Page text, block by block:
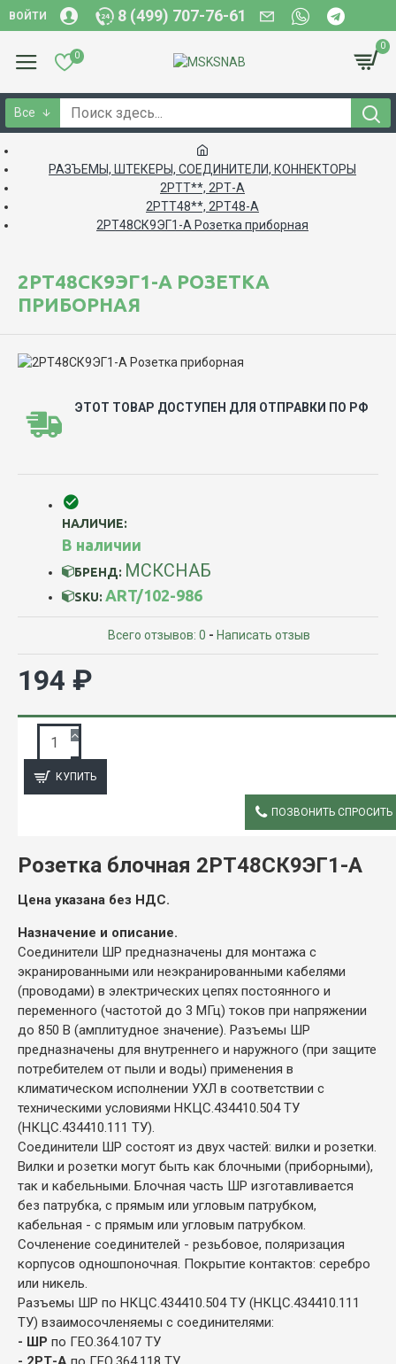
ВОЙТИ 8 (499) 707-76-61
0
0
Все
РАЗЪЕМЫ, ШТЕКЕРЫ, СОЕДИНИТЕЛИ, КОННЕКТОРЫ
2РТТ**, 2РТ-А
2РТТ48**, 2РТ48-А
2РТ48СК9ЭГ1-А Розетка приборная
2РТ48СК9ЭГ1-А РОЗЕТКА
ПРИБОРНАЯ
ЭТОТ ТОВАР ДОСТУПЕН ДЛЯ ОТПРАВКИ ПО РФ
НАЛИЧИЕ:
В наличии
БРЕНД: МСКСНАБ
SKU: ART/102-986
Всего отзывов: 0 - Написать отзыв
194 ₽
КУПИТЬ
ПОЗВОНИТЬ СПРОСИТЬ
Розетка блочная 2РТ48СК9ЭГ1-А
Цена указана без НДС.
Назначение и описание.
Соединители ШР предназначены для монтажа с
экранированными или неэкранированными кабелями
(проводами) в электрических цепях постоянного и
переменного (частотой до 3 МГц) токов при напряжении
до 850 В (амплитудное значение). Разъемы ШР
предназначены для внутреннего и наружного (при защите
потребителем от пыли и воды) применения в
климатическом исполнении УХЛ в соответствии с
техническими условиями НКЦС.434410.504 ТУ
(НКЦС.434410.111 ТУ).
Соединители ШР состоят из двух частей: вилки и розетки.
Вилки и розетки могут быть как блочными (приборными),
так и кабельными. Блочная часть ШР изготавливается
без патрубка, с прямым или угловым патрубком,
кабельная - с прямым или угловым патрубком.
Сочленение соединителей - резьбовое, поляризация
корпусов одношпоночная. Покрытие контактов: серебро
или никель.
Разъемы ШР по НКЦС.434410.504 ТУ (НКЦС.434410.111
ТУ) взаимосочленяемы с соединителями:
- ШР по ГЕО.364.107 ТУ